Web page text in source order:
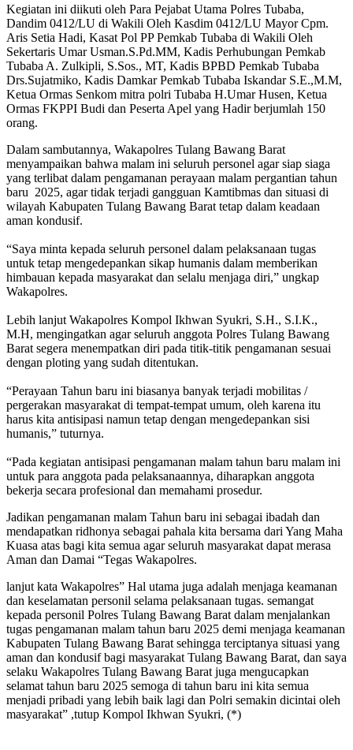
Kegiatan ini diikuti oleh Para Pejabat Utama Polres Tubaba,
Dandim 0412/LU di Wakili Oleh Kasdim 0412/LU Mayor Cpm.
Aris Setia Hadi, Kasat Pol PP Pemkab Tubaba di Wakili Oleh
Sekertaris Umar Usman.S.Pd.MM, Kadis Perhubungan Pemkab
Tubaba A. Zulkipli, S.Sos., MT, Kadis BPBD Pemkab Tubaba
Drs.Sujatmiko, Kadis Damkar Pemkab Tubaba Iskandar S.E.,M.M,
Ketua Ormas Senkom mitra polri Tubaba H.Umar Husen, Ketua
Ormas FKPPI Budi dan Peserta Apel yang Hadir berjumlah 150
orang.
Dalam sambutannya, Wakapolres Tulang Bawang Barat
menyampaikan bahwa malam ini seluruh personel agar siap siaga
yang terlibat dalam pengamanan perayaan malam pergantian tahun
baru 2025, agar tidak terjadi gangguan Kamtibmas dan situasi di
wilayah Kabupaten Tulang Bawang Barat tetap dalam keadaan
aman kondusif.
“Saya minta kepada seluruh personel dalam pelaksanaan tugas
untuk tetap mengedepankan sikap humanis dalam memberikan
himbauan kepada masyarakat dan selalu menjaga diri,” ungkap
Wakapolres.
Lebih lanjut Wakapolres Kompol Ikhwan Syukri, S.H., S.I.K.,
M.H, mengingatkan agar seluruh anggota Polres Tulang Bawang
Barat segera menempatkan diri pada titik-titik pengamanan sesuai
dengan ploting yang sudah ditentukan.
“Perayaan Tahun baru ini biasanya banyak terjadi mobilitas /
pergerakan masyarakat di tempat-tempat umum, oleh karena itu
harus kita antisipasi namun tetap dengan mengedepankan sisi
humanis,” tuturnya.
“Pada kegiatan antisipasi pengamanan malam tahun baru malam ini
untuk para anggota pada pelaksanaannya, diharapkan anggota
bekerja secara profesional dan memahami prosedur.
Jadikan pengamanan malam Tahun baru ini sebagai ibadah dan
mendapatkan ridhonya sebagai pahala kita bersama dari Yang Maha
Kuasa atas bagi kita semua agar seluruh masyarakat dapat merasa
Aman dan Damai “Tegas Wakapolres.
lanjut kata Wakapolres” Hal utama juga adalah menjaga keamanan
dan keselamatan personil selama pelaksanaan tugas. semangat
kepada personil Polres Tulang Bawang Barat dalam menjalankan
tugas pengamanan malam tahun baru 2025 demi menjaga keamanan
Kabupaten Tulang Bawang Barat sehingga terciptanya situasi yang
aman dan kondusif bagi masyarakat Tulang Bawang Barat, dan saya
selaku Wakapolres Tulang Bawang Barat juga mengucapkan
selamat tahun baru 2025 semoga di tahun baru ini kita semua
menjadi pribadi yang lebih baik lagi dan Polri semakin dicintai oleh
masyarakat” ,tutup Kompol Ikhwan Syukri, (*)